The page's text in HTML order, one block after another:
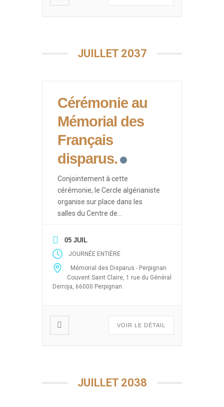
JUILLET 2037
Cérémonie au
Mémorial des
Français
disparus.
Conjointement à cette
cérémonie, le Cercle algérianiste
organise sur place dans les
salles du Centre de
d’Algérie des événements ayant
pour thèmes les drames de la
guerre d’Algérie (Enlèvements et
disparitions massives après le 19
mars 1962, 5 juillet 1962, 26
débats […]
05 JUIL
JOURNÉE ENTIÈRE
Mémorial des Disparus - Perpignan
Couvent Saint Claire, 1 rue du Général
Derroja, 66000 Perpignan.
VOIR LE DÉTAIL
JUILLET 2038